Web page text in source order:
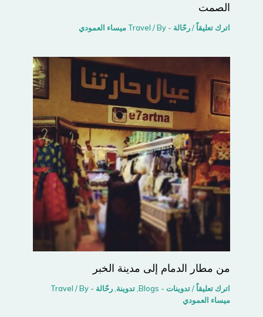
الصمت
اترك تعليقاً /رحّالة - Travel/ By ميساء العمودي
من مطار الدمام إلى مدينة الخبر
اترك تعليقاً /تدوينات - Blogs ,تدوينة ,رحّالة - Travel/ By
ميساء العمودي